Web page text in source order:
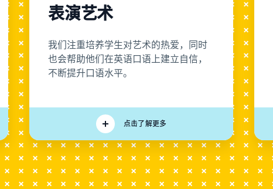
表演艺术
我们注重培养学生对艺术的热爱，同时
也会帮助他们在英语口语上建立自信，
不断提升口语水平。
点击了解更多